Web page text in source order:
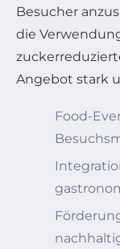
Besucher
die
Angebot stark
Food-